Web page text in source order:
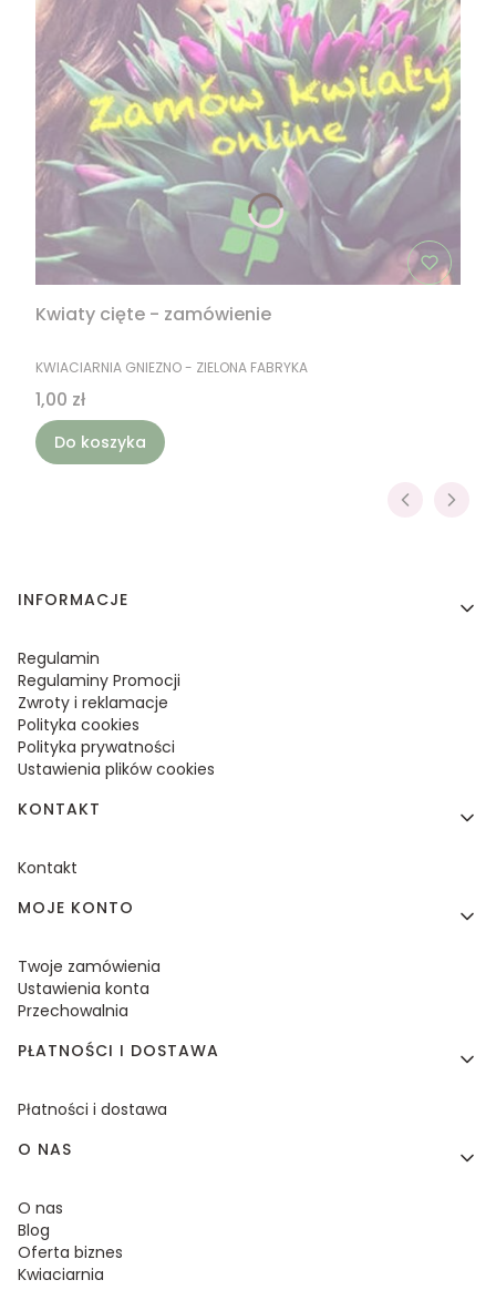
Kwiaty cięte - zamówienie
PRODUCENT
KWIACIARNIA GNIEZNO - ZIELONA FABRYKA
Cena
1,00 zł
Do koszyka
Linki w stopce
INFORMACJE
Regulamin
Regulaminy Promocji
Zwroty i reklamacje
Polityka cookies
Polityka prywatności
Ustawienia plików cookies
KONTAKT
Kontakt
MOJE KONTO
Twoje zamówienia
Ustawienia konta
Przechowalnia
PŁATNOŚCI I DOSTAWA
Płatności i dostawa
O NAS
O nas
Blog
Oferta biznes
Kwiaciarnia